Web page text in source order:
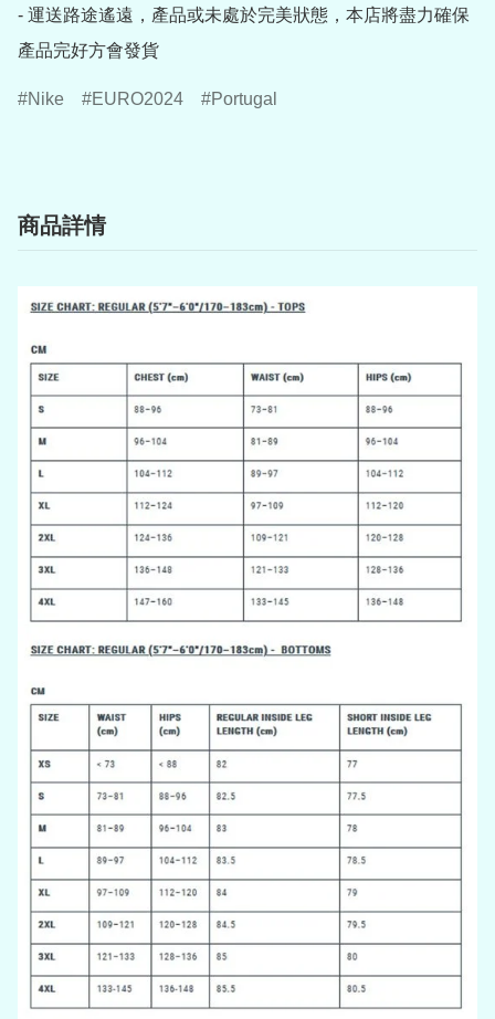
- 運送路途遙遠，產品或未處於完美狀態，本店將盡力確保
產品完好方會發貨
Nike EURO2024 Portugal
商品詳情